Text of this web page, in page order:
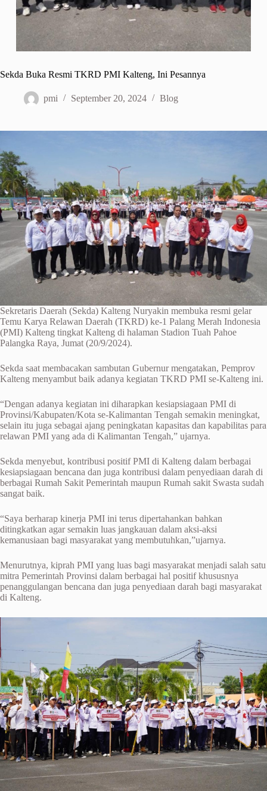
Sekda Buka Resmi TKRD PMI Kalteng, Ini Pesannya
pmi September 20, 2024 Blog
Sekretaris Daerah (Sekda) Kalteng Nuryakin membuka resmi gelar
Temu Karya Relawan Daerah (TKRD) ke-1 Palang Merah Indonesia
(PMI) Kalteng tingkat Kalteng di halaman Stadion Tuah Pahoe
Palangka Raya, Jumat (20/9/2024).
Sekda saat membacakan sambutan Gubernur mengatakan, Pemprov
Kalteng menyambut baik adanya kegiatan TKRD PMI se-Kalteng ini.
“Dengan adanya kegiatan ini diharapkan kesiapsiagaan PMI di
Provinsi/Kabupaten/Kota se-Kalimantan Tengah semakin meningkat,
selain itu juga sebagai ajang peningkatan kapasitas dan kapabilitas para
relawan PMI yang ada di Kalimantan Tengah,” ujarnya.
Sekda menyebut, kontribusi positif PMI di Kalteng dalam berbagai
kesiapsiagaan bencana dan juga kontribusi dalam penyediaan darah di
berbagai Rumah Sakit Pemerintah maupun Rumah sakit Swasta sudah
sangat baik.
“Saya berharap kinerja PMI ini terus dipertahankan bahkan
ditingkatkan agar semakin luas jangkauan dalam aksi-aksi
kemanusiaan bagi masyarakat yang membutuhkan,”ujarnya.
Menurutnya, kiprah PMI yang luas bagi masyarakat menjadi salah satu
mitra Pemerintah Provinsi dalam berbagai hal positif khususnya
penanggulangan bencana dan juga penyediaan darah bagi masyarakat
di Kalteng.